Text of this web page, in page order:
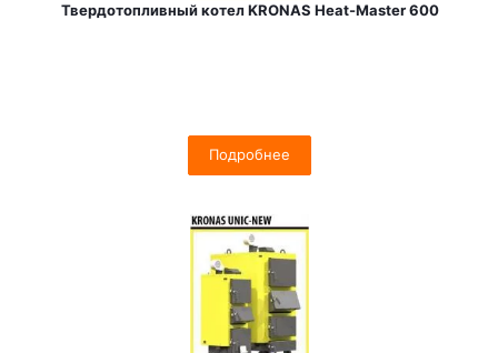
Твердотопливный котел KRONAS Heat-Master 600
Подробнее